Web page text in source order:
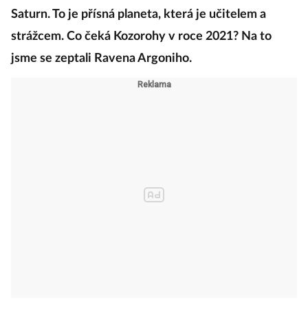
Saturn. To je přísná planeta, která je učitelem a
strážcem. Co čeká Kozorohy v roce 2021? Na to
jsme se zeptali Ravena Argoniho.